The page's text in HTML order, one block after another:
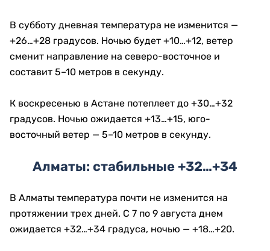
В субботу дневная температура не изменится —
+26…+28 градусов. Ночью будет +10…+12, ветер
сменит направление на северо-восточное и
составит 5–10 метров в секунду.
К воскресенью в Астане потеплеет до +30…+32
градусов. Ночью ожидается +13…+15, юго-
восточный ветер — 5–10 метров в секунду.
Алматы: стабильные +32…+34
В Алматы температура почти не изменится на
протяжении трех дней. С 7 по 9 августа днем
ожидается +32…+34 градуса, ночью — +18…+20.